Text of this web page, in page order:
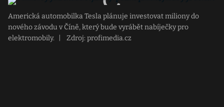
Americká automobilka Tesla plánuje investovat miliony do
nového závodu v Číně, který bude vyrábět nabíječky pro
elektromobily.
Zdroj: profimedia.cz